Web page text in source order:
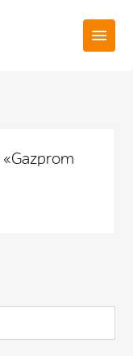
«Gazprom